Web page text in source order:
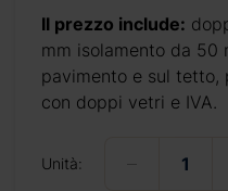
Il prezzo include:
mm isolamento da 50
pavimento e sul
con doppi vetri e IVA.
Unità: